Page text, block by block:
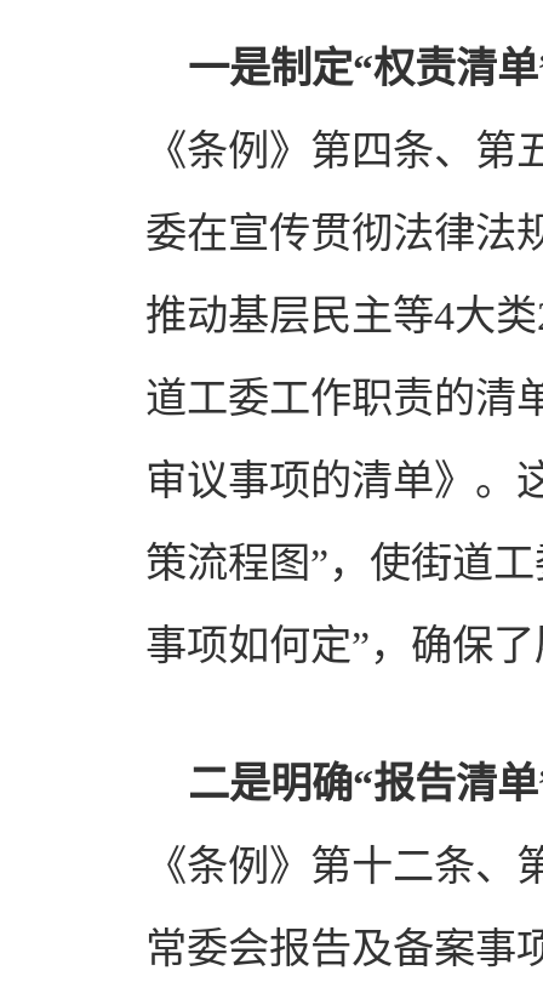
一是制定“权责清
《条例》第四条、
委在宣传贯彻法律法
推动基层民主等4大
道工委工作职责的清
审议事项的清单》。
策流程图”，使街道
事项如何定”，确保
二是明确“报告清
《条例》第十二条
常委会报告及备案事